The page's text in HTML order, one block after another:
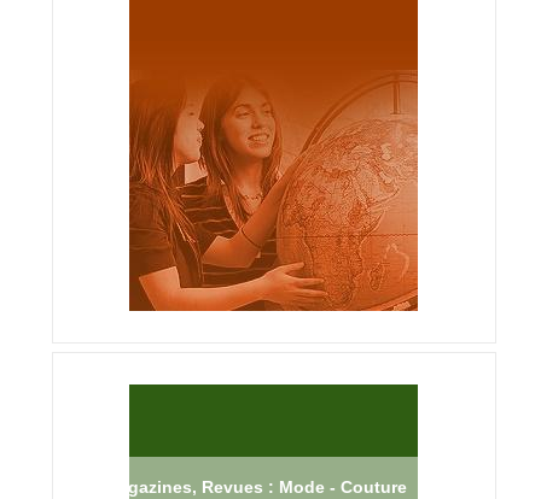
Magazines, Revues : Mode - Couture